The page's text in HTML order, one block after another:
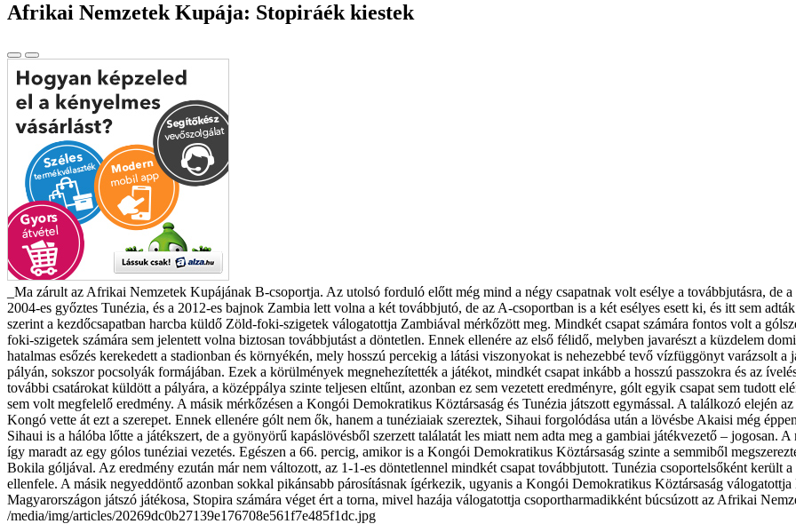
Afrikai Nemzetek Kupája: Stopiráék kiestek
_Ma zárult az Afrikai Nemzetek Kupájának B-csoportja. Az utolsó forduló előtt még mind a négy csapatnak volt esélye a továbbjutásra, de
2004-es győztes Tunézia, és a 2012-es bajnok Zambia lett volna a két továbbjutó, de az A-csoportban is a két esélyes esett ki, és itt sem
szerint a kezdőcsapatban harcba küldő Zöld-foki-szigetek válogatottja Zambiával mérkőzött meg. Mindkét csapat számára fontos volt a
foki-szigetek számára sem jelentett volna biztosan továbbjutást a döntetlen. Ennek ellenére az első félidő, melyben javarészt a küzdelem
hatalmas esőzés kerekedett a stadionban és környékén, mely hosszú percekig a látási viszonyokat is nehezebbé tevő vízfüggönyt varázsolt
pályán, sokszor pocsolyák formájában. Ezek a körülmények megnehezítették a játékot, mindkét csapat inkább a hosszú passzokra és az
további csatárokat küldött a pályára, a középpálya szinte teljesen eltűnt, azonban ez sem vezetett eredményre, gólt egyik csapat sem tudott
sem volt megfelelő eredmény. A másik mérkőzésen a Kongói Demokratikus Köztársaság és Tunézia játszott egymással. A találkozó elején
Kongó vette át ezt a szerepet. Ennek ellenére gólt nem ők, hanem a tunéziaiak szereztek, Sihaui forgolódása után a lövésbe Akaisi még
Sihaui is a hálóba lőtte a játékszert, de a gyönyörű kapáslövésből szerzett találatát les miatt nem adta meg a gambiai játékvezető – jogosan.
így maradt az egy gólos tunéziai vezetés. Egészen a 66. percig, amikor is a Kongói Demokratikus Köztársaság szinte a semmiből
Bokila góljával. Az eredmény ezután már nem változott, az 1-1-es döntetlennel mindkét csapat továbbjutott. Tunézia csoportelsőként került
ellenfele. A másik negyeddöntő azonban sokkal pikánsabb párosításnak ígérkezik, ugyanis a Kongói Demokratikus Köztársaság
Magyarországon játszó játékosa, Stopira számára véget ért a torna, mivel hazája válogatottja csoportharmadikként búcsúzott az Afrikai
/media/img/articles/20269dc0b27139e176708e561f7e485f1dc.jpg